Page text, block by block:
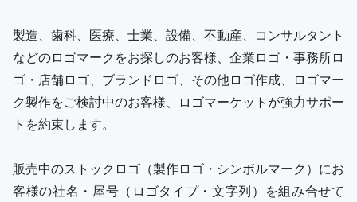
製造、歯科、医療、士業、設備、不動産、コンサルタント
などのロゴマークをお探しのお客様、企業ロゴ・事務所ロ
ゴ・店舗ロゴ、ブランドロゴ、その他ロゴ作成、ロゴマー
ク製作をご検討中のお客様、ロゴマーケットが強力サポー
トを約束します。
販売中のストックロゴ（製作ロゴ・シンボルマーク）にお
客様の社名・屋号（ロゴタイプ・文字列）を組み合せて